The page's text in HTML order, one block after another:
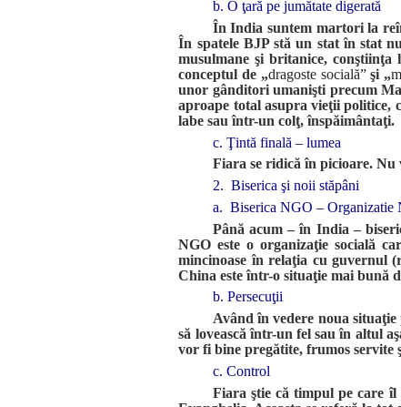
b. O ţară pe jumătate digerată
În India suntem martori la
În spatele BJP stă un stat în stat
musulmane şi britanice,
conceptul de „dragoste socială”şi „
unor gânditori umanişti precum
aproape total asupra vieţii politice,
labe sau într-un colţ, înspăimântaţi.
c. Ţintă finală – lumea
Fiara se ridică în picioare. Nu
2. Biserica şi noii stăpâni
a. Biserica NGO – Organizatie
Până acum – în India –
NGO este o organizaţie socială
mincinoase în relaţia cu guvernul
China este într-o situaţie mai bună
b. Persecuţii
Având în vedere noua
să lovească într-un fel sau în altul
vor fi bine pregătite, frumos servite
c. Control
Fiara ştie că timpul pe care îl